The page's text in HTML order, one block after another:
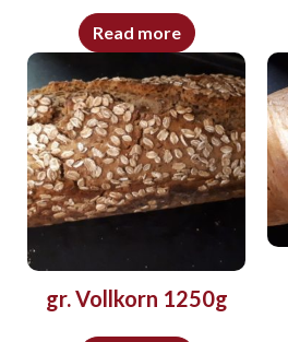
Read more
gr. Vollkorn 1250g